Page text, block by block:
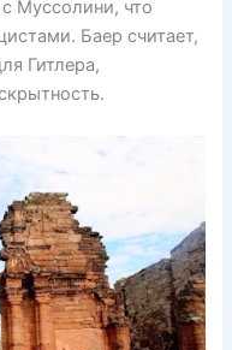
Муссолини, что
Баер считает,
Гитлера,